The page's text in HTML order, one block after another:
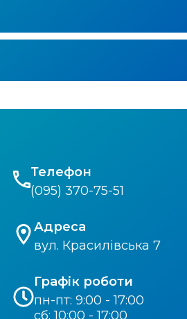
Телефон
(095) 370-75-51
Адреса
вул. Красилівська 7
Графік роботи
пн-пт: 9:00 - 17:00
сб: 10:00 - 17:00